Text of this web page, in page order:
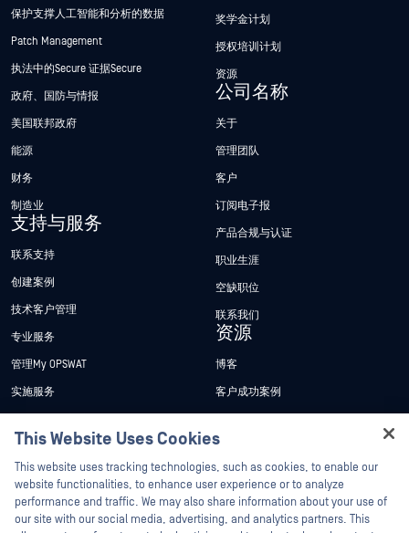
保护支撑人工智能和分析的数据
Patch Management
执法中的Secure 证据Secure
政府、国防与情报
美国联邦政府
能源
财务
制造业
支持与服务
联系支持
创建案例
技术客户管理
专业服务
管理My OPSWAT
实施服务
技术文档
培训
漏洞计划
合作伙伴
奖学金计划
授权培训计划
资源
公司名称
关于
管理团队
客户
订阅电子报
产品合规与认证
职业生涯
空缺职位
联系我们
资源
博客
客户成功案例
新闻报道
活动
网络研讨会
产品型录
This Website Uses Cookies
This website uses tracking technologies, such as cookies, to enable our
website functionalities, to enhance user experience or to analyze
performance and traffic. We may also share information about your use of
our site with our social media, advertising, and analytics partners. This
Hey there!
I'm Ozzy, your OPSWAT virtual assistant.
How can I help you secure what's critical
today?